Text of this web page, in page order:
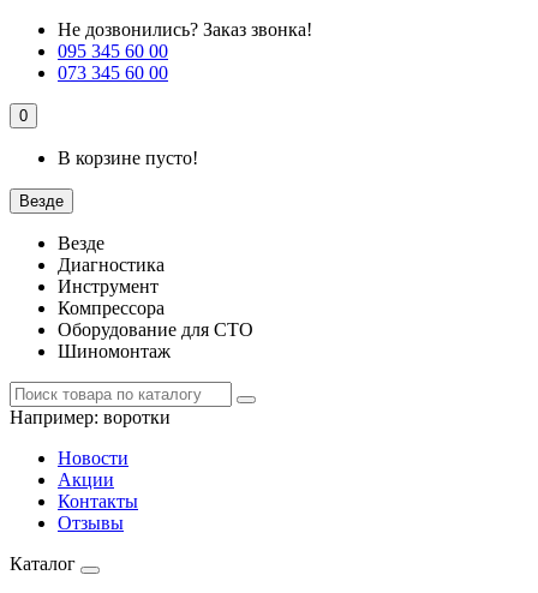
Не дозвонились? Заказ звонка!
095 345 60 00
073 345 60 00
0
В корзине пусто!
Везде
Везде
Диагностика
Инструмент
Компрессора
Оборудование для СТО
Шиномонтаж
Например: воротки
Новости
Акции
Контакты
Отзывы
Каталог